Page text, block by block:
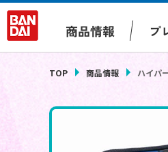
商品情報 プ
TOP 商品情報 ハイパ